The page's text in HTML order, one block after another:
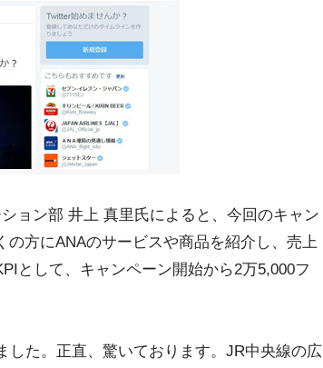
ョン部 井上 真里氏によると、今回のキャン
方にANAのサービスや商品を紹介し、売上
として、キャンペーン開始から2万5,000フ
した。正直、驚いております。JR中央線の広